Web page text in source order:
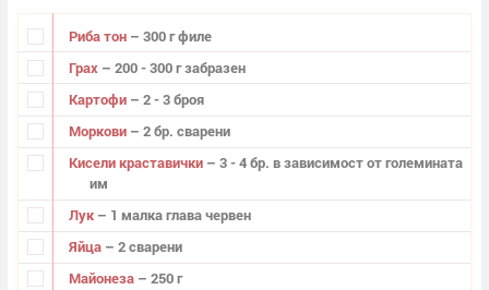
Риба тон – 300 г филе
Грах – 200 - 300 г забразен
Картофи – 2 - 3 броя
Моркови – 2 бр. сварени
Кисели краставички – 3 - 4 бр. в зависимост от големината
им
Лук – 1 малка глава червен
Яйца – 2 сварени
Майонеза – 250 г